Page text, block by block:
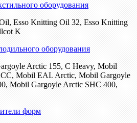
оборудования
Esso Knitting Oil 32, Esso Knitting
K
оборудования
Arctic 155, С Heavy, Mobil
Mobil EAL Arctic, Mobil Gargoyle
Mobil Gargoyle Arctic SHC 400,
форм